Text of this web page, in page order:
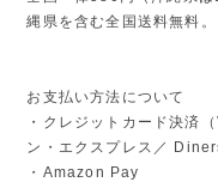
縄県を含む全国送料無料。
お支払い方法について
・クレジットカード決済
ン・エクスプレス／
・Amazon Pay